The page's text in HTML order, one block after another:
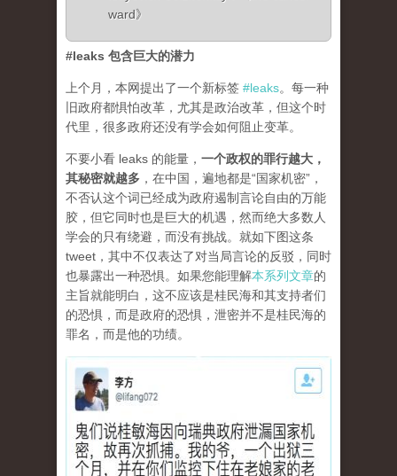
ward》
#leaks 包含巨大的潜力
上个月，本网提出了一个新标签 #leaks。每一种
旧政府都惧怕改革，尤其是政治改革，但这个时
代里，很多政府还没有学会如何阻止变革。
不要小看 leaks 的能量， 一个政权的罪行越大，
其秘密就越多 ，在中国，遍地都是“国家机密”，
不否认这个词已经成为政府遏制言论自由的万能
胶，但它同时也是巨大的机遇，然而绝大多数人
学会的只有绕避，而没有挑战。就如下图这条
tweet，其中不仅表达了对当局言论的反驳，同时
也暴露出一种恐惧。如果您能理解本系列文章的
主旨就能明白，这不应该是桂民海和其支持者们
的恐惧，而是政府的恐惧，泄密并不是桂民海的
罪名，而是他的功绩。